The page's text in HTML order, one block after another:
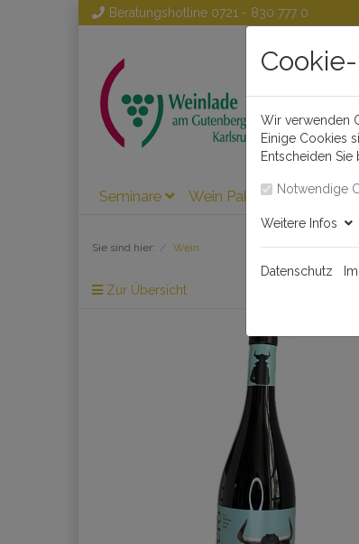
Beratungshotline 0721 - 830 777 0
Seminare Wein Pakete Wein
Sie sind hier: Wein
Zur Übersicht
Wir verwenden
Einige Cookies
Entscheiden
Notwendige
Weitere Infos
Datenschutz